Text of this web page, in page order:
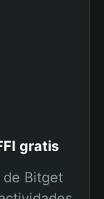
gratis
de Bitget